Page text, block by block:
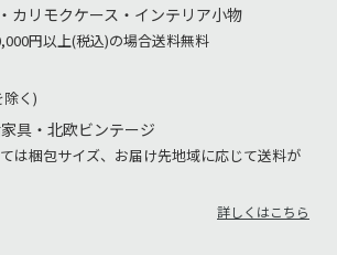
カリモクケース・インテリア小物
円以上(税込)の場合送料無料
く)
具・北欧ビンテージ
は梱包サイズ、お届け先地域に応じて送料が
詳しくはこちら